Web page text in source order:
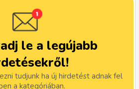
le a legújabb
tudjunk ha új hirdetést adnak fel
a kategóriában.